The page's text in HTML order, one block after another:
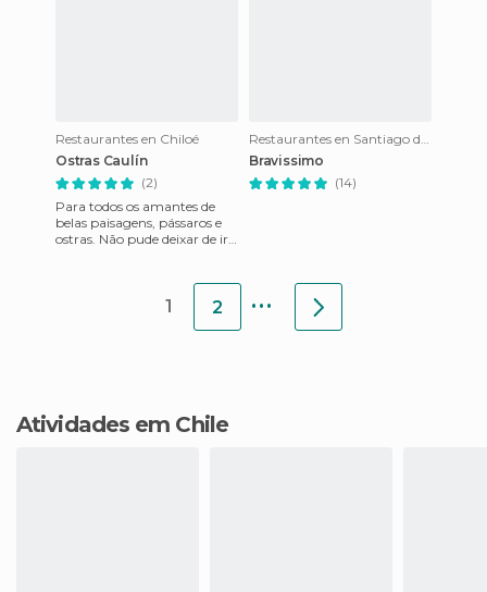
Restaurantes en Chiloé
Ostras Caulín
(2)
Para todos os amantes de
belas paisagens, pássaros e
ostras. Não pude deixar de ir
Restaurantes en Santiago do Chile
Bravissimo
(14)
1 2 ...
Atividades em Chile